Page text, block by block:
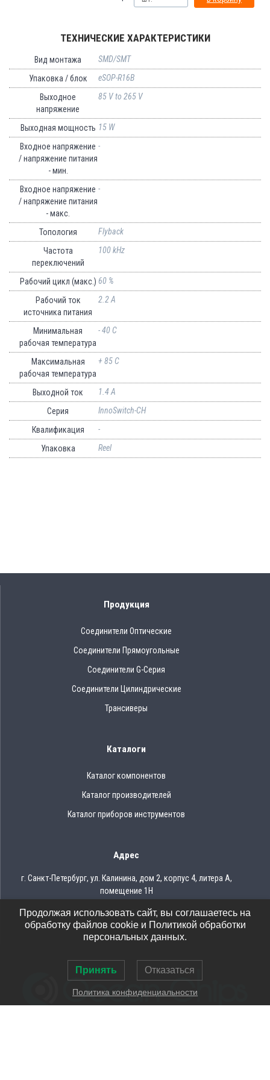
ТЕХНИЧЕСКИЕ ХАРАКТЕРИСТИКИ
Вид монтажа
SMD/SMT
Упаковка / блок
eSOP-R16B
Выходное
напряжение
85 V to 265 V
Выходная мощность 15 W
Входное напряжение
/ напряжение питания
- мин.
-
Входное напряжение
/ напряжение питания
- макс.
-
Топология
Flyback
Частота
переключений
100 kHz
Рабочий цикл (макс.) 60 %
Рабочий ток
источника питания
2.2 A
Минимальная
рабочая температура
- 40 C
Максимальная
рабочая температура
+ 85 C
Выходной ток
1.4 A
Серия
InnoSwitch-CH
Квалификация
-
Упаковка
Reel
Продукция
Соединители Оптические
Соединители Прямоугольные
Соединители G-Серия
Соединители Цилиндрические
Трансиверы
Каталоги
Каталог компонентов
Каталог производителей
Каталог приборов инструментов
Адрес
г. Санкт-Петербург, ул. Калинина, дом 2, корпус 4, литера А,
помещение 1Н
Тел.: 8 (812) 309-75-97
Email: ocean@oceanchips.ru
Продолжая использовать сайт, вы соглашаетесь на
обработку файлов cookie и Политикой обработки
персональных данных.
Принять Отказаться
Политика конфиденциальности